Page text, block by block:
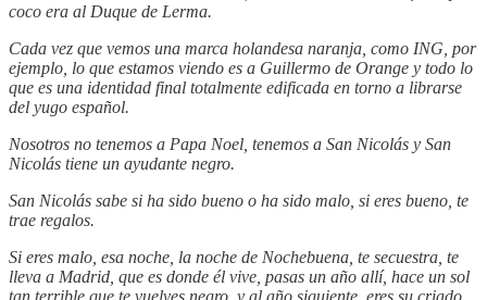
coco era al Duque de Lerma.
Cada vez que vemos una marca holandesa naranja, como ING, por
ejemplo, lo que estamos viendo es a Guillermo de Orange y todo lo
que es una identidad final totalmente edificada en torno a librarse
del yugo español.
Nosotros no tenemos a Papa Noel, tenemos a San Nicolás y San
Nicolás tiene un ayudante negro.
San Nicolás sabe si ha sido bueno o ha sido malo, si eres bueno, te
trae regalos.
Si eres malo, esa noche, la noche de Nochebuena, te secuestra, te
lleva a Madrid, que es donde él vive, pasas un año allí, hace un sol
tan terrible que te vuelves negro, y al año siguiente, eres su criado